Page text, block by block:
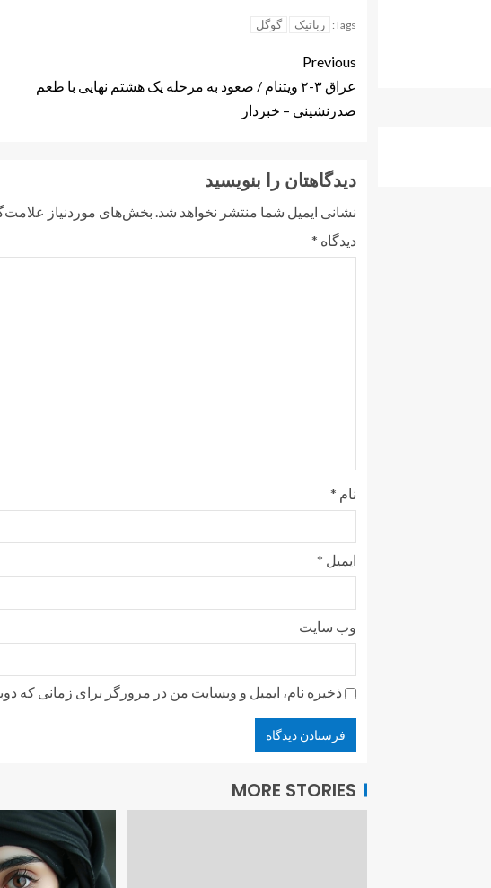
Tags: رباتیک گوگل
Previous
عراق ۳-۲ ویتنام / صعود به مرحله یک هشتم نهایی با طعم
صدرنشینی – خبردار
دیدگاهتان را بنویسید
نشانی ایمیل شما منتشر نخواهد شد. بخش‌های موردنیاز
دیدگاه *
نام *
ایمیل *
وب‌ سایت
ذخیره نام، ایمیل و وبسایت من در مرورگر برای زمانی که
MORE STORIES